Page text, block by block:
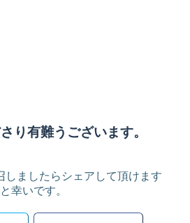
り有難うございます。
しましたらシェアして頂けます
と幸いです。